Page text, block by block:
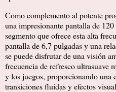
Como complemento al potente
una impresionante pantalla de
segmento que ofrece esta alta
pantalla de 6,7 pulgadas y una
se puede disfrutar de una visión
frecuencia de refresco ultrasuave
y los juegos, proporcionando una
transiciones fluidas y efectos